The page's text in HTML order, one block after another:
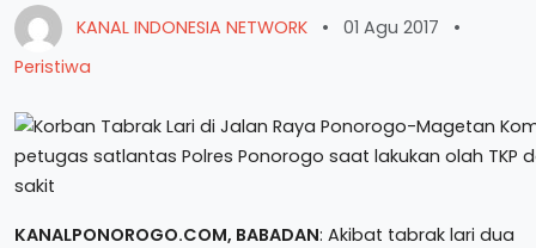
KANAL INDONESIA NETWORK • 01 Agu 2017
•
Peristiwa
petugas satlantas Polres Ponorogo saat lakukan olah TKP
sakit
KANALPONOROGO.COM, BABADAN: Akibat tabrak lari dua